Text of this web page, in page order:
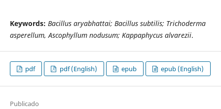
Keywords: Bacillus aryabhattai; Bacillus subtilis; Trichoderma
asperellum, Ascophyllum nodusum; Kappaphycus alvarezii.
pdf pdf (English) epub epub (English)
Publicado